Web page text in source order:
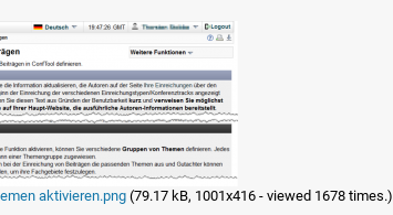
aktivieren.png(79.17 kB, 1001x416 - viewed 1678 times.)